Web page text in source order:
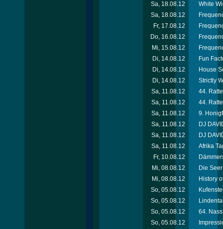
Sa, 18.08.12
White
Sa, 18.08.12
Fr, 17.08.12
Do, 16.08.12
Mi, 15.08.12
Di, 14.08.12
Fun
Di, 14.08.12
House
Di, 14.08.12
Strictly
Sa, 11.08.12
44.
Sa, 11.08.12
44.
Sa, 11.08.12
9.
Sa, 11.08.12
DJ
Sa, 11.08.12
DJ
Sa, 11.08.12
Afrika
Fr, 10.08.12
Mi, 08.08.12
Die
Mi, 08.08.12
History
So, 05.08.12
So, 05.08.12
So, 05.08.12
64.
So, 05.08.12